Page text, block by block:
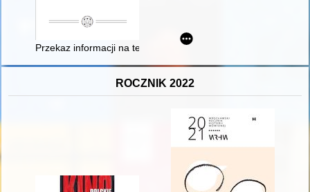
Przekaz informacji na temat starcia pod Hodowem 11
ROCZNIK 2022